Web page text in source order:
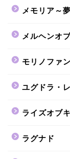
メモリア～
メルヘンオ
モリノファ
ユグドラ・
ライズオブ
ラグナド